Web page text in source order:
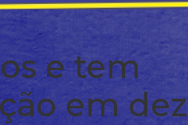
e tem
em dez